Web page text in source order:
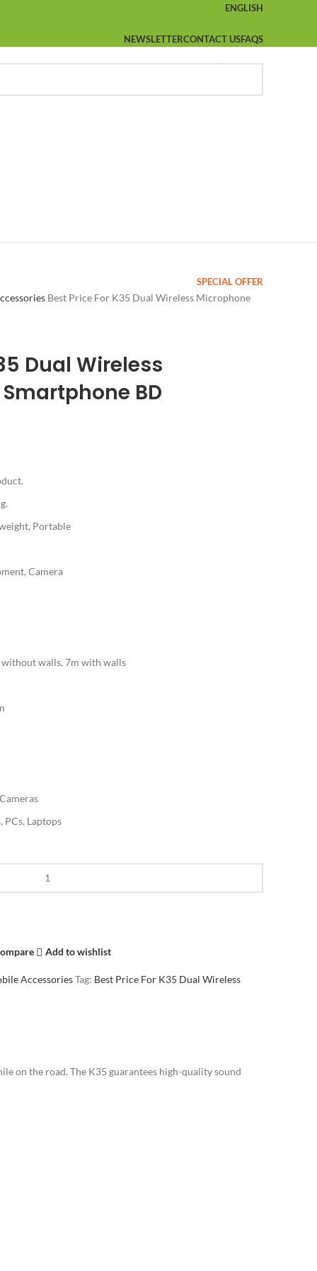
ENGLISH
NEWSLETTERCONTACT USFAQS
SPECIAL OFFER
Best Price For K35 Dual Wireless Microphone
Dual Wireless
BD
Portable
Camera
without walls, 7m with walls
Laptops
Add to wishlist
AccessoriesTag: Best Price For K35 Dual Wireless
on the road. The K35 guarantees high-quality sound